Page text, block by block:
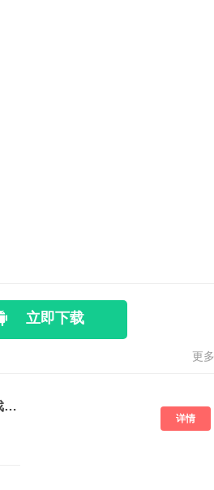
立即下载
更
nba篮球游戏下载
详情